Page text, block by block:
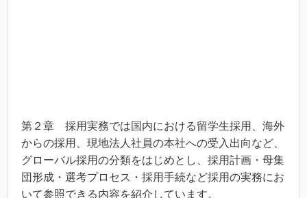
第２章 採用実務では国内における留学生採用、海外
からの採用、現地法人社員の本社への受入出向など、
グローバル採用の分類をはじめとし、採用計画・母集
団形成・選考プロセス・採用手続など採用の実務にお
いて参照できる内容を紹介しています。